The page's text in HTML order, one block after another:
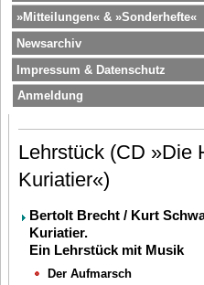
»Mitteilungen« & »Sonderhefte«
Newsarchiv
Impressum & Datenschutz
Anmeldung
Lehrstück (CD »Die
Kuriatier«)
Bertolt Brecht / Kurt
Kuriatier.
Ein Lehrstück mit Musik
Der Aufmarsch